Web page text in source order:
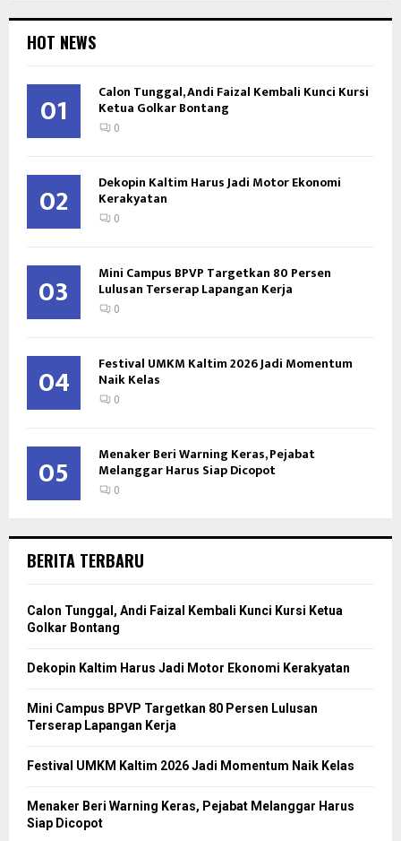
HOT NEWS
01 Calon Tunggal, Andi Faizal Kembali Kunci Kursi
Ketua Golkar Bontang
0
02 Dekopin Kaltim Harus Jadi Motor Ekonomi
Kerakyatan
0
03 Mini Campus BPVP Targetkan 80 Persen
Lulusan Terserap Lapangan Kerja
0
04 Festival UMKM Kaltim 2026 Jadi Momentum
Naik Kelas
0
05 Menaker Beri Warning Keras, Pejabat
Melanggar Harus Siap Dicopot
0
BERITA TERBARU
Calon Tunggal, Andi Faizal Kembali Kunci Kursi Ketua
Golkar Bontang
Dekopin Kaltim Harus Jadi Motor Ekonomi Kerakyatan
Mini Campus BPVP Targetkan 80 Persen Lulusan
Terserap Lapangan Kerja
Festival UMKM Kaltim 2026 Jadi Momentum Naik Kelas
Menaker Beri Warning Keras, Pejabat Melanggar Harus
Siap Dicopot